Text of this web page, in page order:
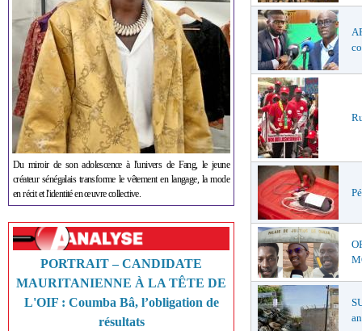
Du miroir de son adolescence à l'univers de Fang, le jeune
créateur sénégalais transforme le vêtement en langage, la mode
en récit et l'identité en œuvre collective.
PORTRAIT – CANDIDATE
MAURITANIENNE À LA TÊTE DE
L'OIF : Coumba Bâ, l’obligation de
résultats